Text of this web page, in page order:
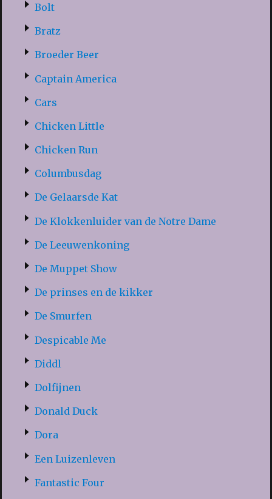
Bolt
Bratz
Broeder Beer
Captain America
Cars
Chicken Little
Chicken Run
Columbusdag
De Gelaarsde Kat
De Klokkenluider van de Notre Dame
De Leeuwenkoning
De Muppet Show
De prinses en de kikker
De Smurfen
Despicable Me
Diddl
Dolfijnen
Donald Duck
Dora
Een Luizenleven
Fantastic Four